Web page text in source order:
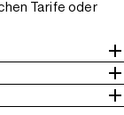
Tarife oder